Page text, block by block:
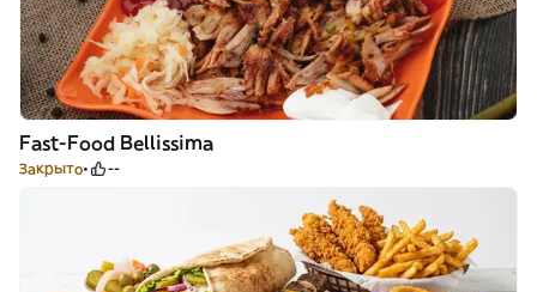
Fast-Food Bellissima
Закрыто --